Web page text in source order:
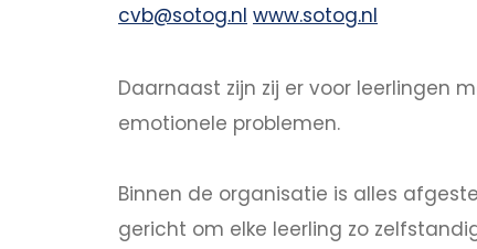
cvb@sotog.nl www.sotog.nl
Daarnaast zijn zij er voor leerlingen
emotionele problemen.
Binnen de organisatie is alles
gericht om elke leerling zo